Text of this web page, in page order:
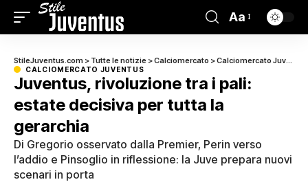
Aa
StileJuventus.com > Tutte le notizie >Calciomercato >Calciomercato Juventus
CALCIOMERCATO JUVENTUS
Juventus, rivoluzione tra i pali:
estate decisiva per tutta la
gerarchia
Di Gregorio osservato dalla Premier, Perin verso
l’addio e Pinsoglio in riflessione: la Juve prepara nuovi
scenari in porta